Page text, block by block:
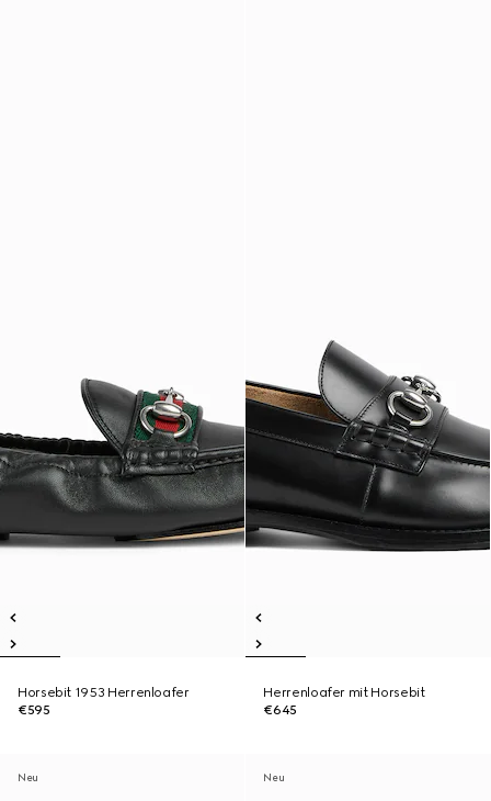
Horsebit 1953 Herrenloafer
€595
Herrenloafer mit Horsebit
€645
Neu Neu